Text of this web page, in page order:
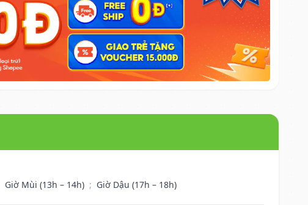
Giờ Mùi (13h – 14h) ; Giờ Dậu (17h – 18h)